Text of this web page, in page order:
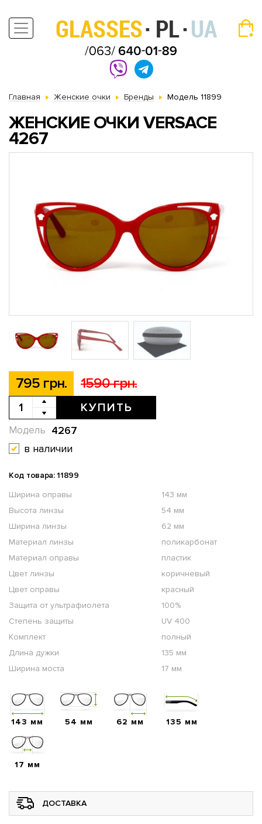
Главная Женские очки Бренды Модель 11899
ЖЕНСКИЕ ОЧКИ VERSACE
4267
795 грн. 1590 грн.
КУПИТЬ
4267
Модель
в наличии
Код товара: 11899
Ширина оправы
143 мм
Высота линзы
54 мм
Ширина линзы
62 мм
Материал линзы
поликарбонат
Материал оправы
пластик
Цвет линзы
коричневый
Цвет оправы
красный
Защита от ультрафиолета
100%
Степень защиты
UV 400
Комплект
полный
Длина дужки
135 мм
Ширина моста
17 мм
143 мм 54 мм 62 мм 135 мм
17 мм
ДОСТАВКА